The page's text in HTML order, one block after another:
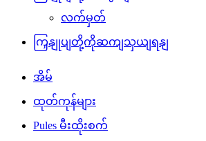
လက်မှတ်
ကြှနျုပျတို့ကိုဆကျသှယျရနျ
အိမ်
ထုတ်ကုန်များ
Pules မီးထိုးစက်